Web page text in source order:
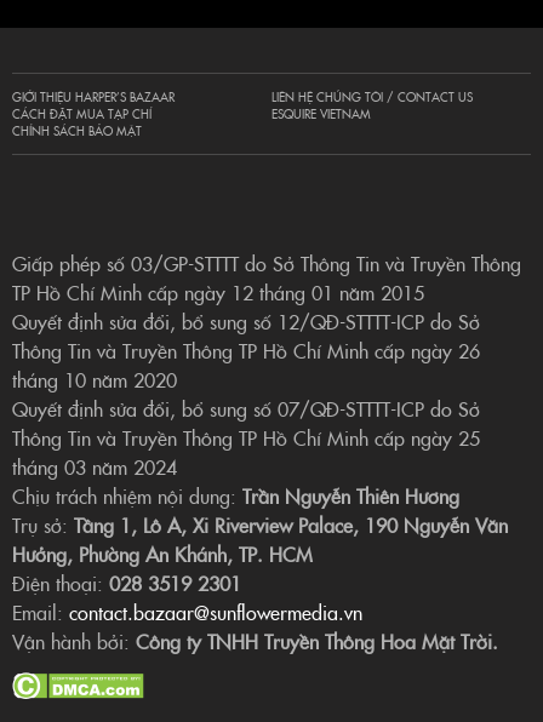
GIỚI THIỆU HARPER’S BAZAAR
CÁCH ĐẶT MUA TẠP CHÍ
CHÍNH SÁCH BẢO MẬT
LIÊN HỆ CHÚNG TÔI / CONTACT US
ESQUIRE VIETNAM
Giấp phép số 03/GP-STTTT do Sở Thông Tin và Truyền Thông
TP Hồ Chí Minh cấp ngày 12 tháng 01 năm 2015
Quyết định sửa đổi, bổ sung số 12/QĐ-STTTT-ICP do Sở
Thông Tin và Truyền Thông TP Hồ Chí Minh cấp ngày 26
tháng 10 năm 2020
Quyết định sửa đổi, bổ sung số 07/QĐ-STTTT-ICP do Sở
Thông Tin và Truyền Thông TP Hồ Chí Minh cấp ngày 25
tháng 03 năm 2024
Chịu trách nhiệm nội dung: Trần Nguyễn Thiên Hương
Trụ sở: Tầng 1, Lô A, Xi Riverview Palace, 190 Nguyễn Văn
Hưởng, Phường An Khánh, TP. HCM
Điện thoại: 028 3519 2301
Email: contact.bazaar@sunflowermedia.vn
Vận hành bởi: Công ty TNHH Truyền Thông Hoa Mặt Trời.